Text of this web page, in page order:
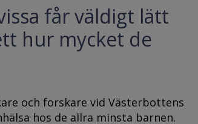
får väldigt lätt
hur mycket de
och forskare vid Västerbottens
hos de allra minsta barnen.